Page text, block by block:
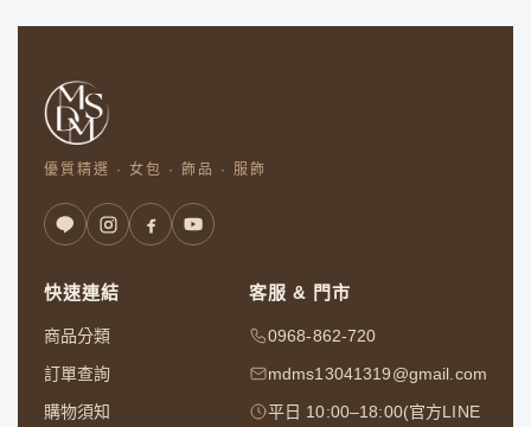
優質精選 · 女包 · 飾品 · 服飾
快速連結
商品分類
訂單查詢
購物須知
客服 & 門市
0968-862-720
mdms13041319@gmail.com
平日 10:00–18:00(官方LINE